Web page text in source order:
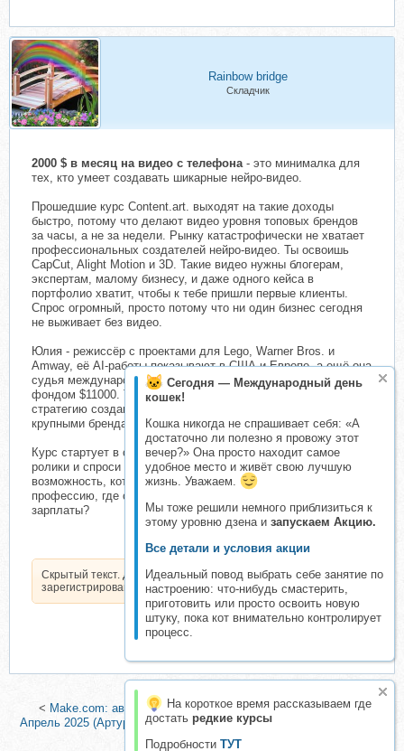
Сегодня — Международный день
кошек!
Кошка никогда не спрашивает себя: «А
достаточно ли полезно я провожу этот
вечер?» Она просто находит самое
удобное место и живёт свою лучшую
жизнь. Уважаем.
Мы тоже решили немного приблизиться к
этому уровню дзена и запускаем Акцию.
Все детали и условия акции
Идеальный повод выбрать себе занятие по
настроению: что-нибудь смастерить,
приготовить или просто освоить новую
штуку, пока кот внимательно контролирует
процесс.
На короткое время рассказываем где
достать редкие курсы
Подробности ТУТ
Rainbow bridge
Складчик
2000 $ в месяц на видео с телефона- это минималка для
тех, кто умеет создавать шикарные нейро-видео.
Прошедшие курс Content.art. выходят на такие доходы
быстро, потому что делают видео уровня топовых брендов
за часы, а не за недели. Рынку катастрофически не хватает
профессиональных создателей нейро-видео. Ты освоишь
CapCut, Alight Motion и 3D. Такие видео нужны блогерам,
экспертам, малому бизнесу, и даже одного кейса в
портфолио хватит, чтобы к тебе пришли первые клиенты.
Спрос огромный, просто потому что ни один бизнес сегодня
не выживает без видео.
Юлия - режиссёр с проектами для Lego, Warner Bros. и
Amway, её AI-работы показывают в США и Европе, а ещё она
судья международного конкурса по AI видео с призовым
фондом $11000. Ты получишь простую и пошаговую
стратегию создания AI-видео у человека, который работает с
крупными брендами и понимает, что заходит рынку.
Курс стартует в октябре. Зайди в @kiselevatut, посмотри её
ролики и спроси себя честно: готов(-а) ли ты снова упустить
возможность, которая может стать твоим быстрым входом в
профессию, где один ролик стоит, как половина офисной
зарплаты?
Скрытый текст. Доступен только
зарегистрированным пользователям.
< Make.com: автоматизация промпт-инжиниринг нейросети.
Апрель 2025 (Артур Хорошев)|Нейросети для психологов. Тариф
Я сам (Марина Шульгина)